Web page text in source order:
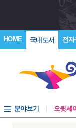
HOME 국내도서 전자
분야보기 오뒷세